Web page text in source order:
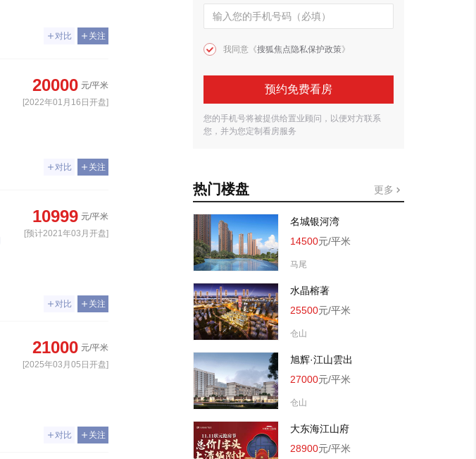
对比 关注
20000 元/平米
[2022年01月16日开盘]
对比 关注
10999 元/平米
[预计2021年03月开盘]
对比 关注
21000 元/平米
[2025年03月05日开盘]
对比 关注
我同意《搜狐焦点隐私保护政策》
预约免费看房
您的手机号将被提供给置业顾问，以便对方联系
您，并为您定制看房服务
热门楼盘 更多
名城银河湾
14500元/平米
马尾
水晶榕著
25500元/平米
仓山
旭辉·江山雲出
27000元/平米
仓山
大东海江山府
28900元/平米